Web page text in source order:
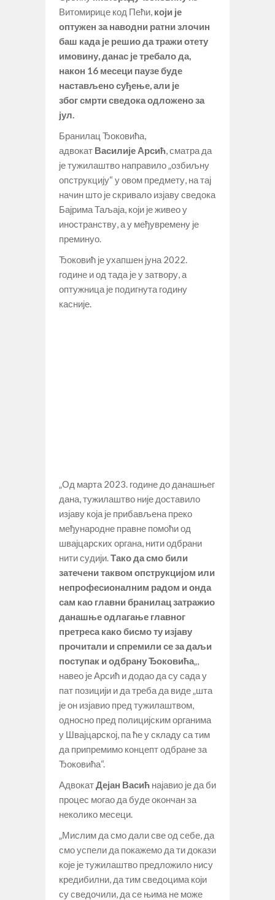
Витомирице код Пећи, који је
оптужен за наводни ратни злочин
баш када је решио да тражи отету
имовину, данас је требало да,
након 16 месеци паузе буде
настављено суђење, али је
због смрти сведока одложено за
јул.
Бранилац Ђоковића,
адвокат Василије Арсић , сматра да
је тужилаштво направило „озбиљну
опструкцију“ у овом предмету, на тај
начин што је скривало изјаву сведока
Бајрима Таљаја, који је живео у
иностранству, а у међувремену је
преминуо.
Ђоковић је ухапшен јуна 2022.
године и од тада је у затвору, а
оптужница је подигнута годину
касније.
„Од марта 2023. године до данашњег
дана, тужилаштво није доставило
изјаву која је прибављена преко
међународне правне помоћи од
швајцарских органа, нити одбрани
нити судији. Тако да смо били
затечени таквом опструкцијом или
непрофесионалним радом и онда
сам као главни бранилац затражио
данашње одлагање главног
претреса како бисмо ту изјаву
прочитали и спремили се за даљи
поступак и одбрану Ђоковића
навео је Арсић и додао да су сада у
пат позицији и да треба да виде „шта
је он изјавио пред тужилаштвом,
односно пред полицијским органима
у Швајцарској, па ће у складу са тим
да припремимо концепт одбране за
Ђоковића“.
Адвокат Дејан Васић најавио је да би
процес могао да буде окончан за
неколико месеци.
„Мислим да смо дали све од себе, да
смо успели да покажемо да ти докази
које је тужилаштво предложило нису
кредибилни, да тим сведоцима који
су сведочили, да се њима не може